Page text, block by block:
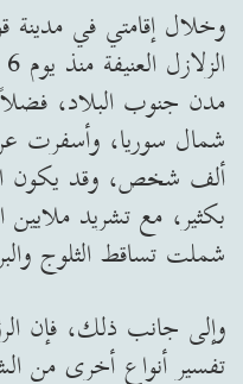
وخلال إقامتي في مدينة
مدن جنوب البلاد،
شمال سوريا، وأسفرت
ألف شخص، وقد يكون
بكثير، مع تشريد
شملت تساقط الثلوج
وإلى جانب ذلك، فإن
تفسير أنواع أخرى من